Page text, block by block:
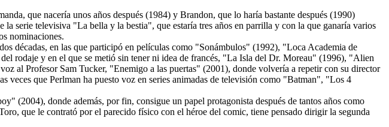
que nacería unos años después (1984) y Brandon, que lo haría bastante después (1990)
serie televisiva "La bella y la bestia", que estaría tres años en parrilla y con la que ganaría varios
nominaciones.
décadas, en las que participó en películas como "Sonámbulos" (1992), "Loca Academia de
rodaje y en el que se metió sin tener ni idea de francés, "La Isla del Dr. Moreau" (1996), "Alien
al Profesor Sam Tucker, "Enemigo a las puertas" (2001), donde volvería a repetir con su director
que Perlman ha puesto voz en series animadas de televisión como "Batman", "Los 4
(2004), donde además, por fin, consigue un papel protagonista después de tantos años como
que le contrató por el parecido físico con el héroe del comic, tiene pensado dirigir la segunda